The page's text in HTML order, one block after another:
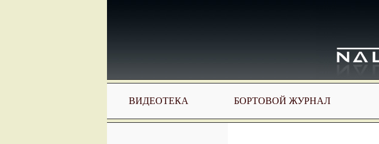
ВИДЕОТЕКА БОРТОВОЙ ЖУРНАЛ